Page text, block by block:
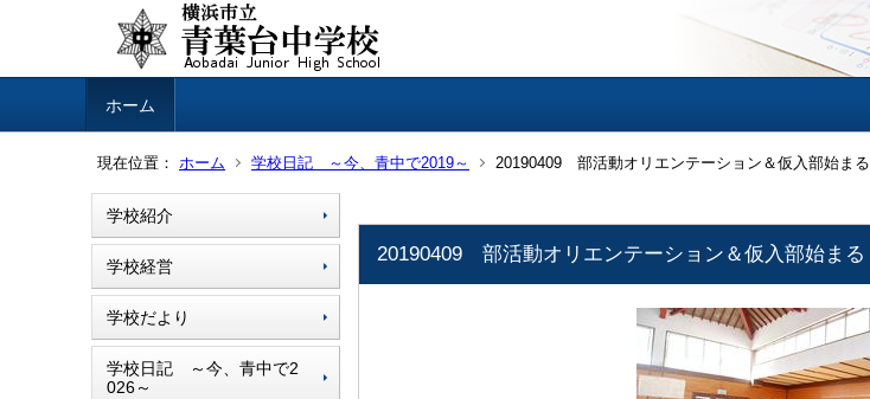
ホーム
現在位置： ホーム 学校日記 ～今、青中で2019～ 20190409 部活動オリエンテーション＆仮入部始まる
学校紹介
学校経営
学校だより
学校日記 ～今、青中で2
026～
20190409 部活動オリエンテーション＆仮入部始まる